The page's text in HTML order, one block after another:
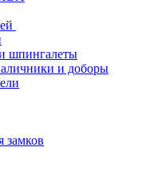
шпингалеты
и доборы
замков